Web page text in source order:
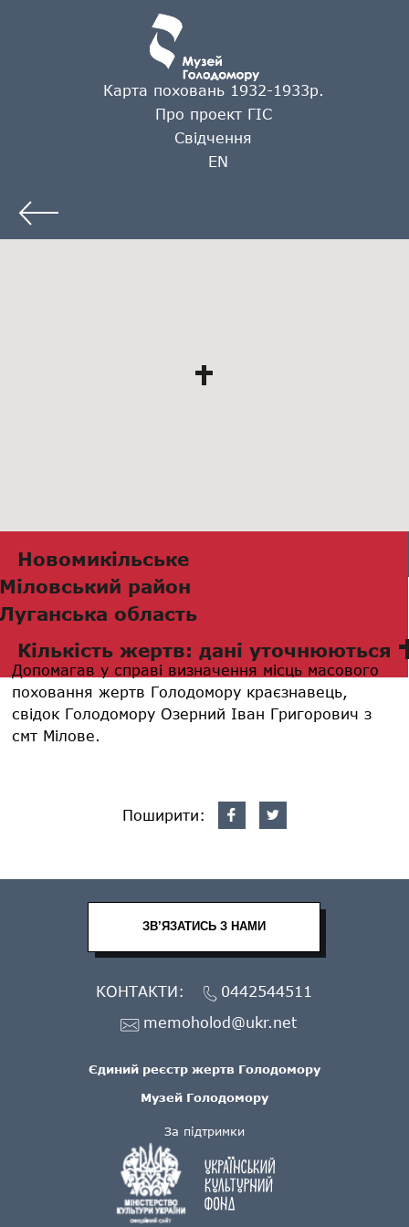
Карта поховань 1932-1933р.
Про проект ГІС
Свідчення
EN
Новомикільське
Міловський район
Луганська область
Кількість жертв: дані уточнюються
Допомагав у справі визначення місць масового
поховання жертв Голодомору краєзнавець,
свідок Голодомору Озерний Іван Григорович з
смт Мілове.
Поширити:
За підтримки
Єдиний реєстр жертв Голодомору
Музей Голодомору
ЗВ’ЯЗАТИСЬ З НАМИ
КОНТАКТИ:
0442544511
memoholod@ukr.net